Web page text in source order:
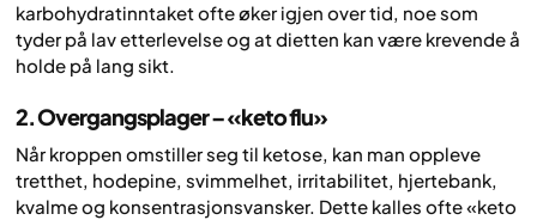
karbohydratinntaket ofte øker igjen over tid, noe som
tyder på lav etterlevelse og at dietten kan være krevende å
holde på lang sikt.
2. Overgangsplager – «keto flu»
Når kroppen omstiller seg til ketose, kan man oppleve
tretthet, hodepine, svimmelhet, irritabilitet, hjertebank,
kvalme og konsentrasjonsvansker. Dette kalles ofte «keto